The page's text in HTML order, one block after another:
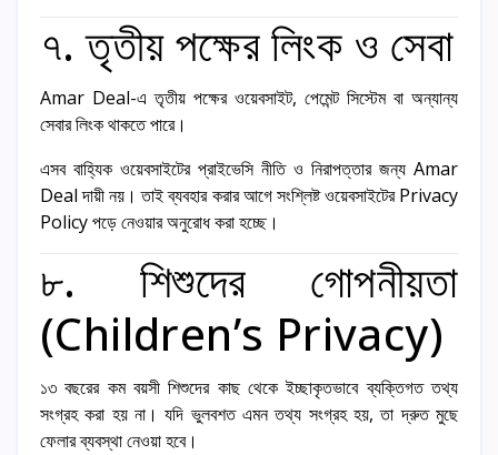
৭. তৃতীয় পক্ষের লিংক ও সেবা
Amar Deal-এ তৃতীয় পক্ষের ওয়েবসাইট, পেমেন্ট সিস্টেম বা অন্যান্য
সেবার লিংক থাকতে পারে।
এসব বাহ্যিক ওয়েবসাইটের প্রাইভেসি নীতি ও নিরাপত্তার জন্য Amar
Deal দায়ী নয়। তাই ব্যবহার করার আগে সংশ্লিষ্ট ওয়েবসাইটের Privacy
Policy পড়ে নেওয়ার অনুরোধ করা হচ্ছে।
৮. শিশুদের গোপনীয়তা
(Children’s Privacy)
১৩ বছরের কম বয়সী শিশুদের কাছ থেকে ইচ্ছাকৃতভাবে ব্যক্তিগত তথ্য
সংগ্রহ করা হয় না। যদি ভুলবশত এমন তথ্য সংগ্রহ হয়, তা দ্রুত মুছে
ফেলার ব্যবস্থা নেওয়া হবে।